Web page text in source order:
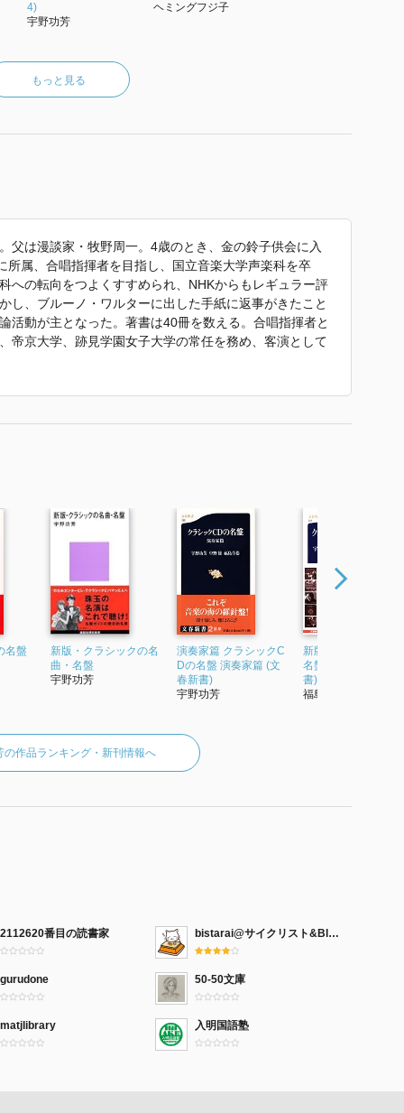
4)
宇野功芳
ヘミングフジ子
もっと見る
父は漫談家・牧野周一。4歳のとき、金の鈴子供会に入
所属、合唱指揮者を目指し、国立音楽大学声楽科を卒
への転向をつよくすすめられ、NHKからもレギュラー評
し、ブルーノ・ワルターに出した手紙に返事がきたこと
活動が主となった。著書は40冊を数える。合唱指揮者と
帝京大学、跡見学園女子大学の常任を務め、客演として
ベートーヴェン：交響曲第7番、2015年7月には大阪交響
使われていた紹介文から引用しています。」
名盤
新版・クラシックの名
曲・名盤
宇野功芳
演奏家篇 クラシックC
Dの名盤 演奏家篇 (文
春新書)
宇野功芳
新版 クラシックCDの
名盤 演奏家篇 (文春新
書)
福島章恭
の作品ランキング・新刊情報へ
2112620番目の読書家 bistarai@サイクリスト&Blog
gurudone 50-50文庫
matjlibrary 入明国語塾